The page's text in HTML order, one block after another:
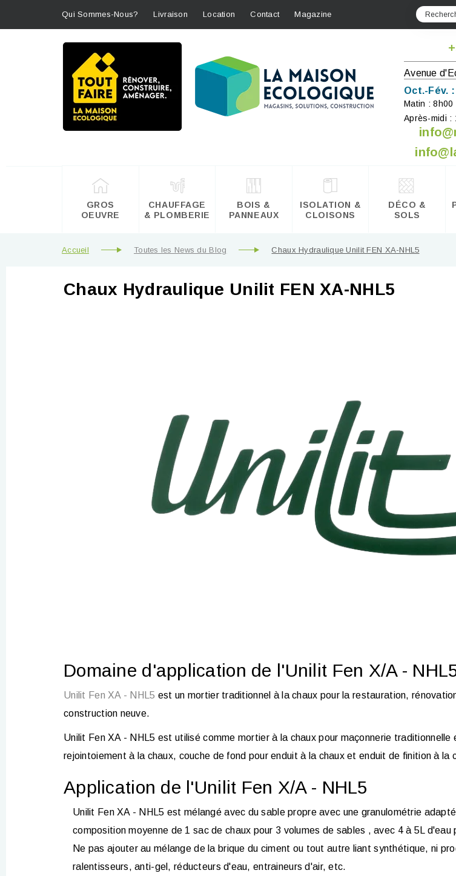
Qui Sommes-Nous? Livraison Location Contact Magazine
Avenue
Oct.-Fév.
Matin : 8h00
Après-midi :
GROS
OEUVRE
CHAUFFAGE
& PLOMBERIE
BOIS &
PANNEAUX
ISOLATION &
CLOISONS
DÉCO &
SOLS
Accueil Toutes les News du Blog Chaux Hydraulique Unilit FEN XA-NHL5
Chaux Hydraulique Unilit FEN XA-NHL5
Domaine d'application de l'Unilit Fen X/A -
Unilit Fen XA - NHL5 est un mortier traditionnel à la chaux pour la restauration,
construction neuve.
Unilit Fen XA - NHL5 est utilisé comme mortier à la chaux pour maçonnerie traditionnelle
rejointoiement à la chaux, couche de fond pour enduit à la chaux et enduit de finition à la
Application de l'Unilit Fen X/A - NHL5
Unilit Fen XA - NHL5 est mélangé avec du sable propre avec une granulométrie
composition moyenne de 1 sac de chaux pour 3 volumes de sables , avec 4 à 5L d'eau
Ne pas ajouter au mélange de la brique du ciment ou tout autre liant synthétique, ni
ralentisseurs, anti-gel, réducteurs d'eau, entraineurs d'air, etc.